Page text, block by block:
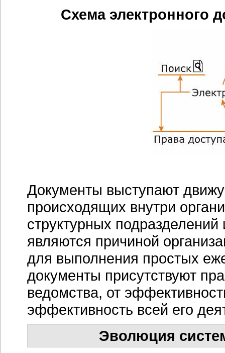
Схема электронного
Документы выступают
происходящих внутри
структурных
являются причиной
для выполнения простых
документы присутствуют
ведомства, от
эффективность всей его
Эволюция